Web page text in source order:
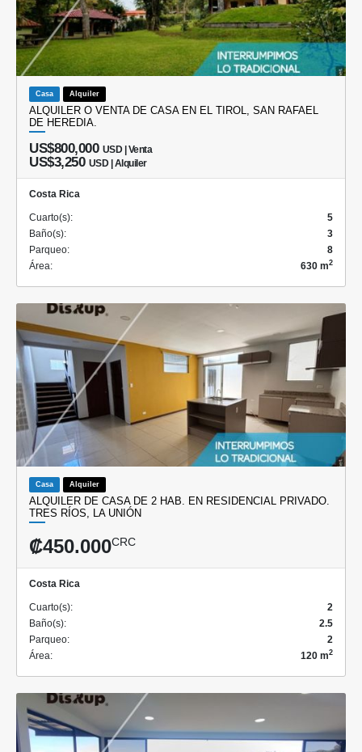
Casa Alquiler
ALQUILER O VENTA DE CASA EN EL TIROL, SAN RAFAEL
DE HEREDIA.
US$800,000 USD | Venta
US$3,250 USD | Alquiler
Costa Rica
Cuarto(s):
5
Baño(s):
3
Parqueo:
8
Área:
630 m2
Casa Alquiler
ALQUILER DE CASA DE 2 HAB. EN RESIDENCIAL PRIVADO.
TRES RÍOS, LA UNIÓN
₡450.000CRC
Costa Rica
Cuarto(s):
2
Baño(s):
2.5
Parqueo:
2
Área:
120 m2